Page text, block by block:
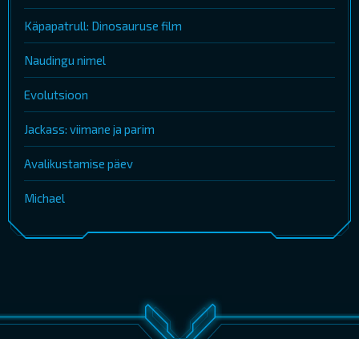
Käpapatrull: Dinosauruse film
Naudingu nimel
Evolutsioon
Jackass: viimane ja parim
Avalikustamise päev
Michael